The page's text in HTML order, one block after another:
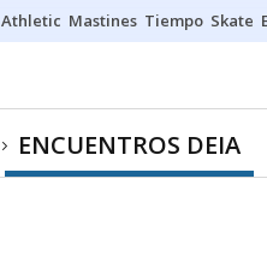
Athletic Mastines Tiempo Skate
ENCUENTROS DEIA